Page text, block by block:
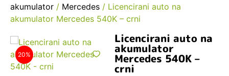
akumulator / Mercedes / Licencirani auto na
akumulator Mercedes 540K – crni
20%
Licencirani auto na
akumulator
Mercedes 540K –
crni